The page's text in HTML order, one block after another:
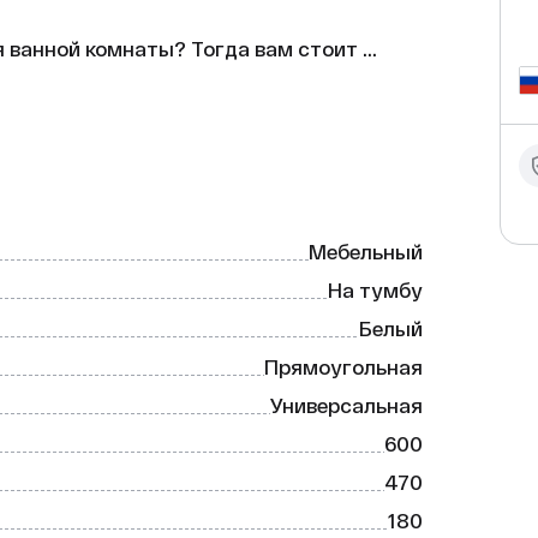
комнаты? Тогда вам стоит
умывальник станет прекрасным
при использовании.
Мебельный
На тумбу
Белый
Прямоугольная
Универсальная
600
470
180